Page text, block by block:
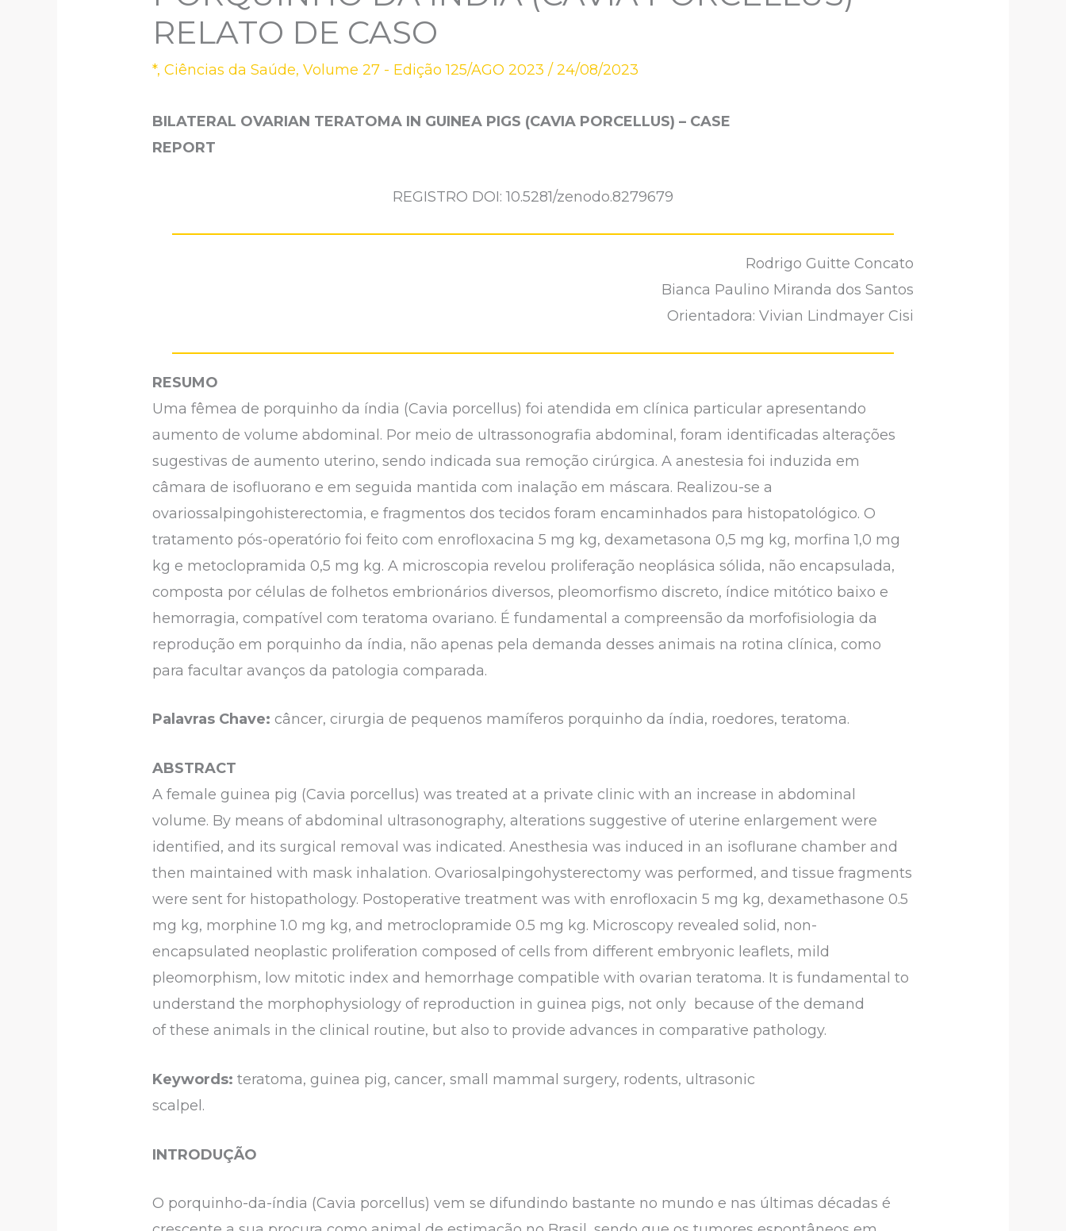
RELATO DE CASO
*,Ciências da Saúde,Volume 27 - Edição 125/AGO 2023 /24/08/2023
BILATERAL OVARIAN TERATOMA IN GUINEA PIGS (CAVIA PORCELLUS) – CASE
REPORT
REGISTRO DOI: 10.5281/zenodo.8279679
Rodrigo Guitte Concato
Bianca Paulino Miranda dos Santos
Orientadora: Vivian Lindmayer Cisi
RESUMO
Uma fêmea de porquinho da índia (Cavia porcellus) foi atendida em clínica particular apresentando
aumento de volume abdominal. Por meio de ultrassonografia abdominal, foram identificadas alterações
sugestivas de aumento uterino, sendo indicada sua remoção cirúrgica. A anestesia foi induzida em
câmara de isofluorano e em seguida mantida com inalação em máscara. Realizou-se a
ovariossalpingohisterectomia, e fragmentos dos tecidos foram encaminhados para histopatológico. O
tratamento pós-operatório foi feito com enrofloxacina 5 mg kg, dexametasona 0,5 mg kg, morfina 1,0 mg
kg e metoclopramida 0,5 mg kg. A microscopia revelou proliferação neoplásica sólida, não encapsulada,
composta por células de folhetos embrionários diversos, pleomorfismo discreto, índice mitótico baixo e
hemorragia, compatível com teratoma ovariano. É fundamental a compreensão da morfofisiologia da
reprodução em porquinho da índia, não apenas pela demanda desses animais na rotina clínica, como
para facultar avanços da patologia comparada.
Palavras Chave: câncer, cirurgia de pequenos mamíferos porquinho da índia, roedores, teratoma.
ABSTRACT
A female guinea pig (Cavia porcellus) was treated at a private clinic with an increase in abdominal
volume. By means of abdominal ultrasonography, alterations suggestive of uterine enlargement were
identified, and its surgical removal was indicated. Anesthesia was induced in an isoflurane chamber and
then maintained with mask inhalation. Ovariosalpingohysterectomy was performed, and tissue fragments
were sent for histopathology. Postoperative treatment was with enrofloxacin 5 mg kg, dexamethasone 0.5
mg kg, morphine 1.0 mg kg, and metroclopramide 0.5 mg kg. Microscopy revealed solid, non-
encapsulated neoplastic proliferation composed of cells from different embryonic leaflets, mild
pleomorphism, low mitotic index and hemorrhage compatible with ovarian teratoma. It is fundamental to
understand the morphophysiology of reproduction in guinea pigs, not only because of the demand
of these animals in the clinical routine, but also to provide advances in comparative pathology.
Keywords: teratoma, guinea pig, cancer, small mammal surgery, rodents, ultrasonic
scalpel.
INTRODUÇÃO
O porquinho-da-índia (Cavia porcellus) vem se difundindo bastante no mundo e nas últimas décadas é